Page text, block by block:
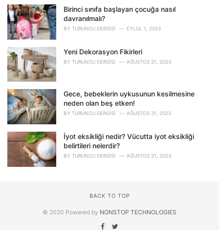
Birinci sınıfa başlayan çocuğa nasıl
davranılmalı?
BY TURUNCU DERGISI EYLÜL 1, 2023
Yeni Dekorasyon Fikirleri
BY TURUNCU DERGISI AĞUSTOS 31, 2023
Gece, bebeklerin uykusunun kesilmesine
neden olan beş etken!
BY TURUNCU DERGISI AĞUSTOS 31, 2023
İyot eksikliği nedir? Vücutta iyot eksikliği
belirtileri nelerdir?
BY TURUNCU DERGISI AĞUSTOS 31, 2023
BACK TO TOP
© 2020 Powered by NONSTOP TECHNOLOGIES